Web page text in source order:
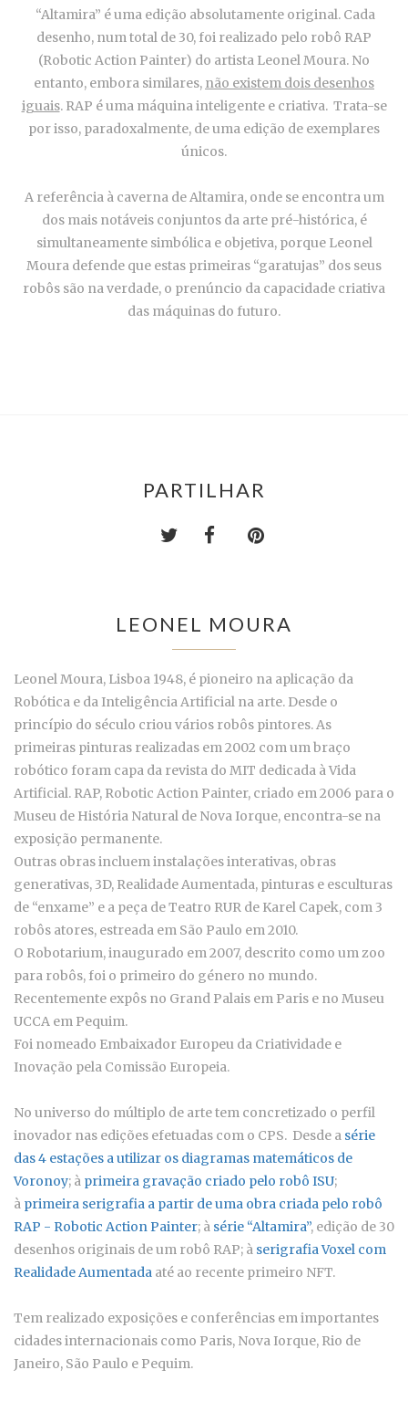
“Altamira” é uma edição absolutamente original. Cada
desenho, num total de 30, foi realizado pelo robô RAP
(Robotic Action Painter) do artista Leonel Moura. No
entanto, embora similares, não existem dois desenhos
iguais. RAP é uma máquina inteligente e criativa. Trata-se
por isso, paradoxalmente, de uma edição de exemplares
únicos.
A referência à caverna de Altamira, onde se encontra um
dos mais notáveis conjuntos da arte pré-histórica, é
simultaneamente simbólica e objetiva, porque Leonel
Moura defende que estas primeiras “garatujas” dos seus
robôs são na verdade, o prenúncio da capacidade criativa
das máquinas do futuro.
PARTILHAR
LEONEL MOURA
Leonel Moura, Lisboa 1948, é pioneiro na aplicação da
Robótica e da Inteligência Artificial na arte. Desde o
princípio do século criou vários robôs pintores. As
primeiras pinturas realizadas em 2002 com um braço
robótico foram capa da revista do MIT dedicada à Vida
Artificial. RAP, Robotic Action Painter, criado em 2006 para o
Museu de História Natural de Nova Iorque, encontra-se na
exposição permanente.
Outras obras incluem instalações interativas, obras
generativas, 3D, Realidade Aumentada, pinturas e esculturas
de “enxame” e a peça de Teatro RUR de Karel Capek, com 3
robôs atores, estreada em São Paulo em 2010.
O Robotarium, inaugurado em 2007, descrito como um zoo
para robôs, foi o primeiro do género no mundo.
Recentemente expôs no Grand Palais em Paris e no Museu
UCCA em Pequim.
Foi nomeado Embaixador Europeu da Criatividade e
Inovação pela Comissão Europeia.
No universo do múltiplo de arte tem concretizado o perfil
inovador nas edições efetuadas com o CPS. Desde a série
das 4 estações a utilizar os diagramas matemáticos de
Voronoy; à primeira gravação criado pelo robô ISU;
à primeira serigrafia a partir de uma obra criada pelo robô
RAP - Robotic Action Painter; à série “Altamira”, edição de 30
desenhos originais de um robô RAP; à serigrafia Voxel com
Realidade Aumentada até ao recente primeiro NFT.
Tem realizado exposições e conferências em importantes
cidades internacionais como Paris, Nova Iorque, Rio de
Janeiro, São Paulo e Pequim.